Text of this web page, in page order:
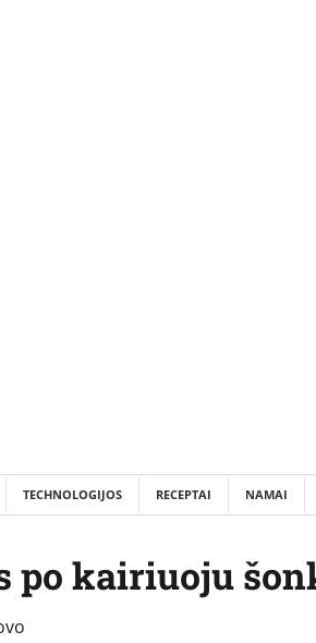
TECHNOLOGIJOS RECEPTAI NAMAI
po kairiuoju